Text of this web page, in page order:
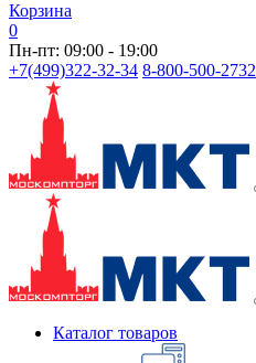
Корзина
0
Пн-пт: 09:00 - 19:00
+7(499)322-32-34 8-800-500-2732
Каталог товаров